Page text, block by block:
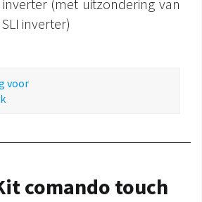
(met uitzondering van
inverter)
voor
comando touch